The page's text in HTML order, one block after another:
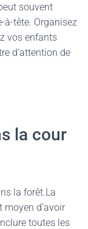
souvent
à-tête. Organisez
vos enfants
d’attention de
la cour
la forêt.La
moyen d’avoir
toutes les